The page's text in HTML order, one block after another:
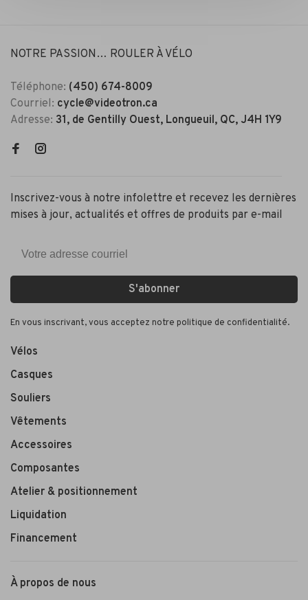
NOTRE PASSION… ROULER À VÉLO
Téléphone: (450) 674-8009
Courriel: cycle@videotron.ca
Adresse: 31, de Gentilly Ouest, Longueuil, QC, J4H 1Y9
Inscrivez-vous à notre infolettre et recevez les dernières
mises à jour, actualités et offres de produits par e-mail
S'abonner
En vous inscrivant, vous acceptez notre politique de confidentialité.
Vélos
Casques
Souliers
Vêtements
Accessoires
Composantes
Atelier & positionnement
Liquidation
Financement
À propos de nous